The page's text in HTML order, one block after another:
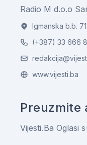
Radio M d.o.o
Igmanska b.b.
(+387) 33 666
www.vijesti.ba
Preuzmite
Vijesti.Ba Oglasi